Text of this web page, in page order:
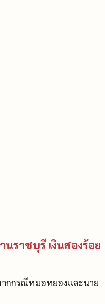
ราชบุรี เงินสองร้อย
ากกรณีหมอหยองและนาย